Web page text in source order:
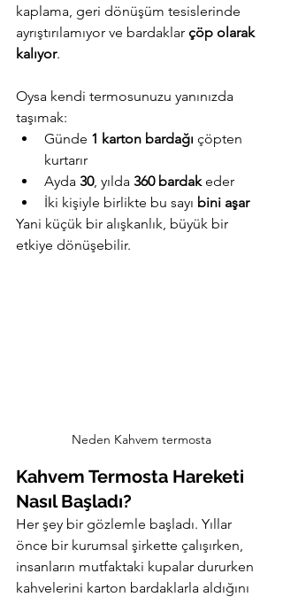
kaplama, geri dönüşüm tesislerinde
ayrıştırılamıyor ve bardaklar çöp olarak
kalıyor.
Oysa kendi termosunuzu yanınızda
taşımak:
Günde 1 karton bardağı çöpten
kurtarır
Ayda 30, yılda 360 bardak eder
İki kişiyle birlikte bu sayı bini aşar
Yani küçük bir alışkanlık, büyük bir
etkiye dönüşebilir.
Neden Kahvem termosta
Kahvem Termosta Hareketi
Nasıl Başladı?
Her şey bir gözlemle başladı. Yıllar
önce bir kurumsal şirkette çalışırken,
insanların mutfaktaki kupalar dururken
kahvelerini karton bardaklarla aldığını